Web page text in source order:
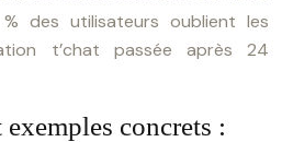
des utilisateurs oublient les
t’chat passée après 24
concrets :